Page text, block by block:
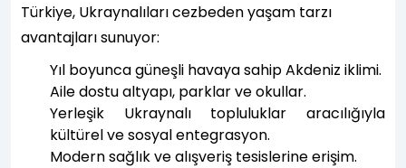
Türkiye, Ukraynalıları cezbeden yaşam tarzı
avantajları sunuyor:
Yıl boyunca güneşli havaya sahip Akdeniz iklimi.
Aile dostu altyapı, parklar ve okullar.
Yerleşik Ukraynalı topluluklar aracılığıyla
kültürel ve sosyal entegrasyon.
Modern sağlık ve alışveriş tesislerine erişim.